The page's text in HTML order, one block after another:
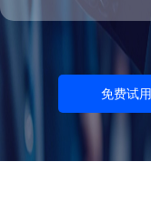
免费试用